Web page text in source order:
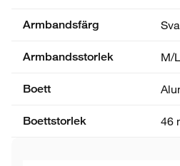
Armbandsfärg
Armbandsstorlek M/
Boett
Boettstorlek 46